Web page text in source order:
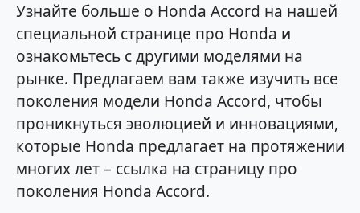
Узнайте больше о Honda Accord на нашей
специальной странице про Honda и
ознакомьтесь с другими моделями на
рынке. Предлагаем вам также изучить все
поколения модели Honda Accord, чтобы
проникнуться эволюцией и инновациями,
которые Honda предлагает на протяжении
многих лет – ссылка на страницу про
поколения Honda Accord.